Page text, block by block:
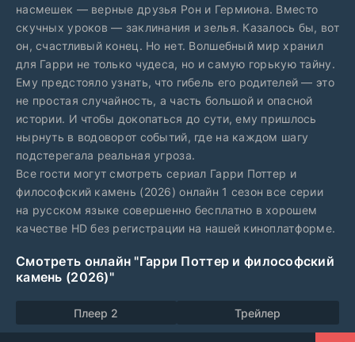
насмешек — верные друзья Рон и Гермиона. Вместо
скучных уроков — заклинания и зелья. Казалось бы, вот
он, счастливый конец. Но нет. Волшебный мир хранил
для Гарри не только чудеса, но и самую горькую тайну.
Ему предстояло узнать, что гибель его родителей — это
не простая случайность, а часть большой и опасной
истории. И чтобы докопаться до сути, ему пришлось
нырнуть в водоворот событий, где на каждом шагу
подстерегала реальная угроза.
Все гости могут смотреть сериал Гарри Поттер и
философский камень (2026) онлайн 1 сезон все серии
на русском языке совершенно бесплатно в хорошем
качестве HD без регистрации на нашей киноплатформе.
Смотреть онлайн "Гарри Поттер и философский
камень (2026)"
Плеер 2 Трейлер